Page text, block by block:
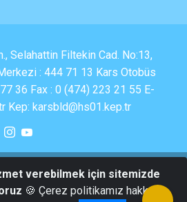
Selahattin Filtekin Cad. No:13,
: 444 71 13 Kars Otobüs
36 Fax : 0 (474) 223 21 55 E-
Kep: karsbld@hs01.kep.tr
| Bilgi İşlem Müdürlüğü | Kars
Belediyesi
verebilmek için sitemizde
🍪 Çerez politikamız hakkında